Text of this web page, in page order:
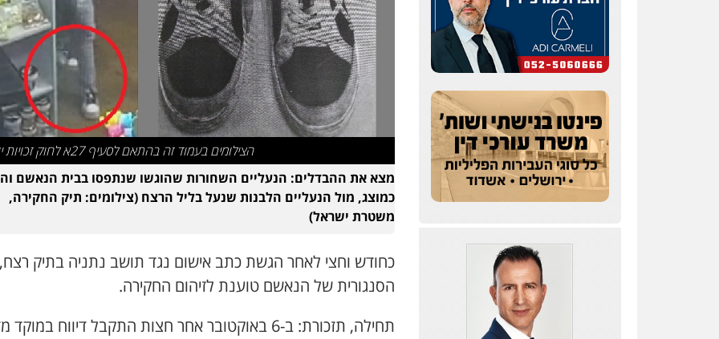
הצילומים בעמוד זה בהתאם לסעיף 27א לחוק זכויות יוצרים
מצא את ההבדלים: הנעליים השחורות שהוגשו שנתפסו בבית הנאשם
כמוצג, מול הנעליים הלבנות שנעל בליל הרצח (צילומים: תיק החקירה,
משטרת ישראל)
כחודש וחצי לאחר הגשת כתב אישום נגד תושב נתניה בתיק רצח,
הסנגורית של הנאשם טוענת לזיהום החקירה.
תחילה, תזכורת: ב-6 באוקטובר אחר חצות התקבל דיווח